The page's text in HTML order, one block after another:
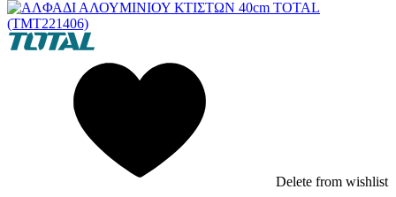
Delete from wishlist